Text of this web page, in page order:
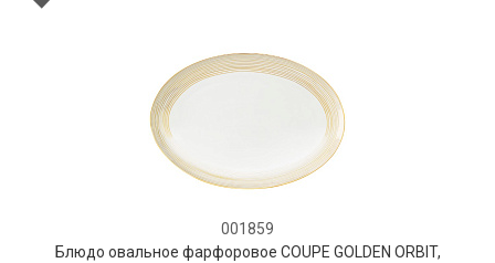
001859
Блюдо овальное фарфоровое COUPE GOLDEN ORBIT,